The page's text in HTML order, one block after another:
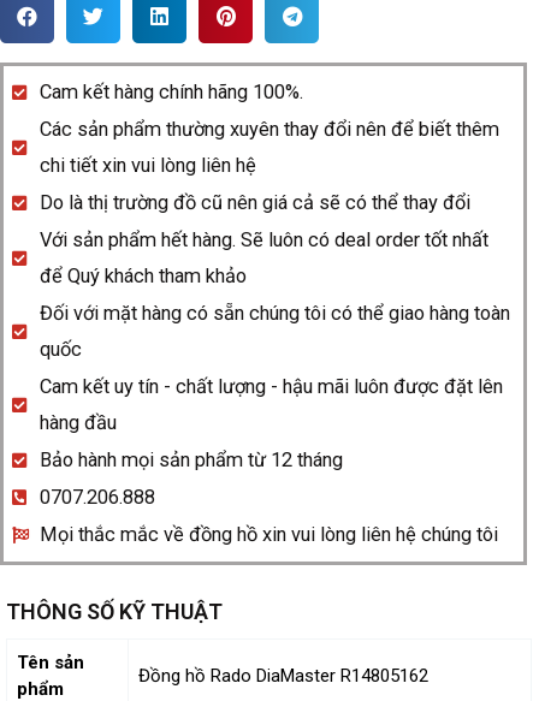
Rado
R14805162
quantity
Cam kết hàng chính hãng 100%.
Các sản phẩm thường xuyên thay đổi nên để biết thêm
chi tiết xin vui lòng liên hệ
Do là thị trường đồ cũ nên giá cả sẽ có thể thay đổi
Với sản phẩm hết hàng. Sẽ luôn có deal order tốt nhất
để Quý khách tham khảo
Đối với mặt hàng có sẵn chúng tôi có thể giao hàng toàn
quốc
Cam kết uy tín - chất lượng - hậu mãi luôn được đặt lên
hàng đầu
Bảo hành mọi sản phẩm từ 12 tháng
0707.206.888
Mọi thắc mắc về đồng hồ xin vui lòng liên hệ chúng tôi
THÔNG SỐ KỸ THUẬT
Tên sản
phẩm
Đồng hồ Rado DiaMaster R14805162